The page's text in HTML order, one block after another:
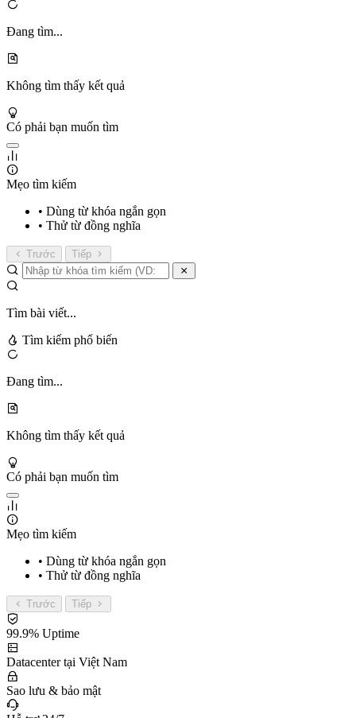
Đang tìm...
Không tìm thấy kết quả
Có phải bạn muốn tìm
Mẹo tìm kiếm
• Dùng từ khóa ngắn gọn
• Thử từ đồng nghĩa
Trước Tiếp
Tìm bài viết...
Tìm kiếm phổ biến
Đang tìm...
Không tìm thấy kết quả
Có phải bạn muốn tìm
Mẹo tìm kiếm
• Dùng từ khóa ngắn gọn
• Thử từ đồng nghĩa
Trước Tiếp
99.9% Uptime
Datacenter tại Việt Nam
Sao lưu & bảo mật